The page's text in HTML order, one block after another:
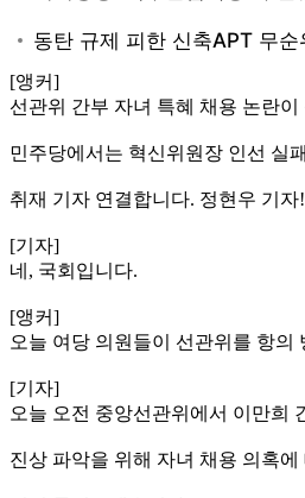
[앵커]
선관위 간부 자녀 특혜 채용 논란
민주당에서는 혁신위원장 인선 실
취재 기자 연결합니다. 정현우 기자!
[기자]
네, 국회입니다.
[앵커]
오늘 여당 의원들이 선관위를 항
[기자]
오늘 오전 중앙선관위에서 이만희
진상 파악을 위해 자녀 채용 의혹